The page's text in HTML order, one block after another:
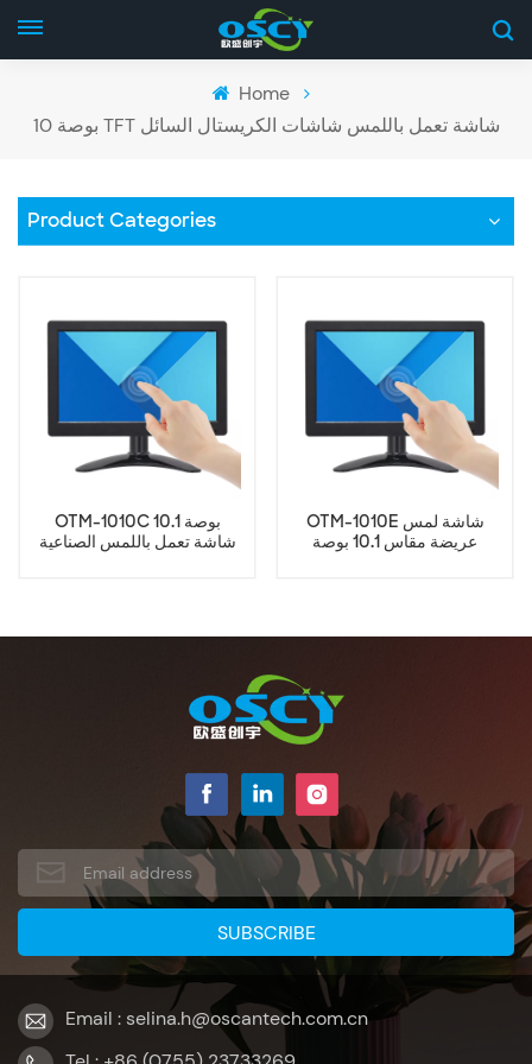
Home
10 بوصة TFT شاشة تعمل باللمس شاشات الكريستال السائل
Product Categories
OTM-1010C 10.1 بوصة
شاشة تعمل باللمس الصناعية
OTM-1010E شاشة لمس
عريضة مقاس 10.1 بوصة
Email : selina.h@oscantech.com.cn